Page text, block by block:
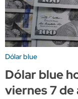
Dólar blue
Dólar blue
viernes 7